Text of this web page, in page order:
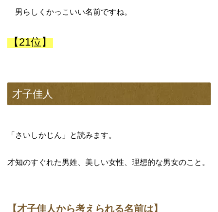
男らしくかっこいい名前ですね。
【21位】
才子佳人
「さいしかじん」と読みます。
才知のすぐれた男姓、美しい女性、理想的な男女のこと。
【才子佳人から考えられる名前は】